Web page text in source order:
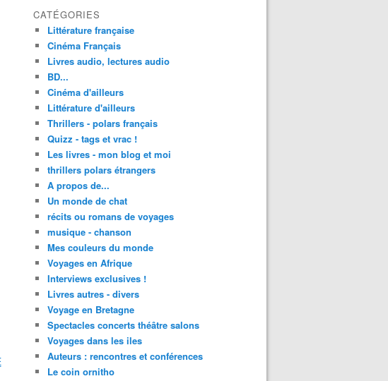
CATÉGORIES
Littérature française
Cinéma Français
Livres audio, lectures audio
BD...
Cinéma d'ailleurs
Littérature d'ailleurs
Thrillers - polars français
Quizz - tags et vrac !
Les livres - mon blog et moi
thrillers polars étrangers
A propos de...
Un monde de chat
récits ou romans de voyages
musique - chanson
Mes couleurs du monde
Voyages en Afrique
Interviews exclusives !
Livres autres - divers
Voyage en Bretagne
Spectacles concerts théâtre salons
Voyages dans les iles
Auteurs : rencontres et conférences
Le coin ornitho